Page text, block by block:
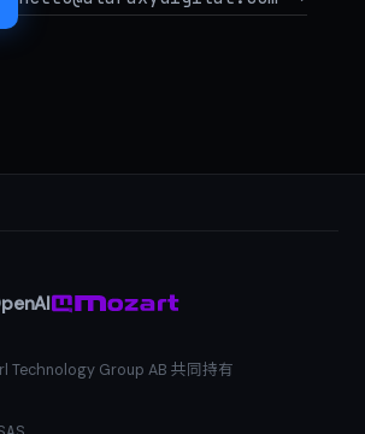
Technology Group AB 共同持有